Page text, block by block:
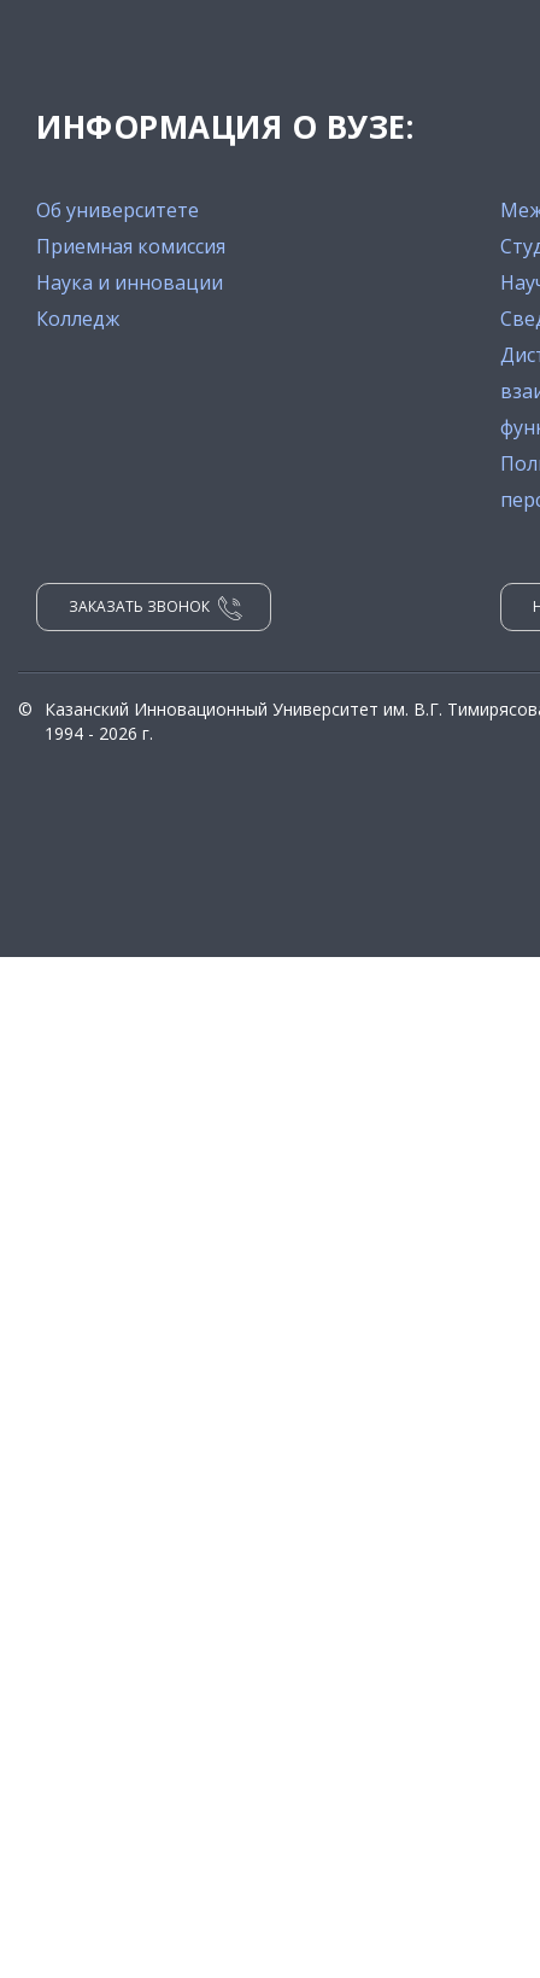
ИНФОРМАЦИЯ О ВУЗЕ:
Об университете
Приемная комиссия
Наука и инновации
Колледж
ЗАКАЗАТЬ ЗВОНОК
©
Казанский Инновационный Университет им. В.Г.
1994 - 2026 г.